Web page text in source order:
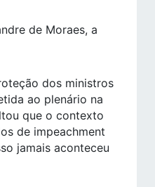
de Moraes, a
dos ministros
ao plenário na
que o contexto
de impeachment
jamais aconteceu